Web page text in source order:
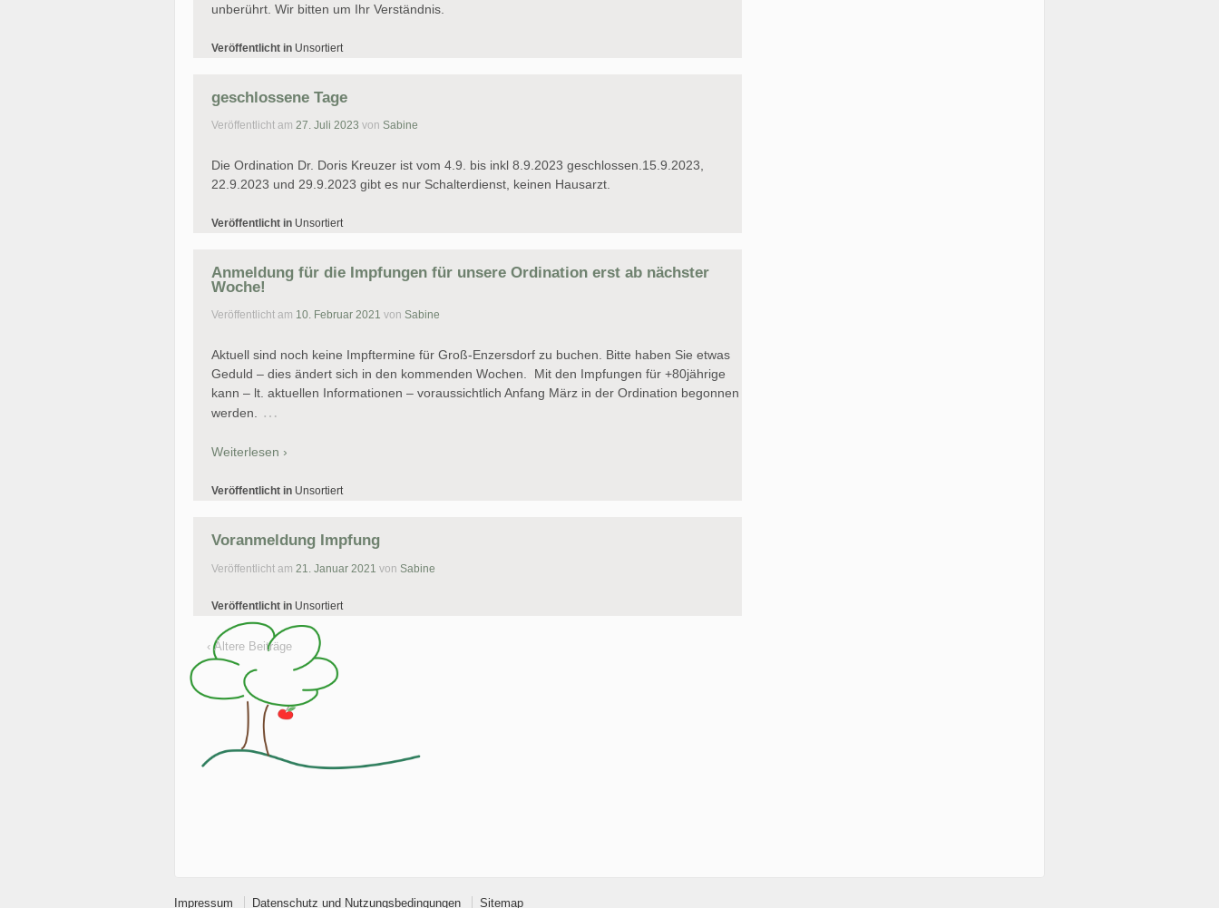
unberührt. Wir bitten um Ihr Verständnis.
Veröffentlicht in Unsortiert
geschlossene Tage
Veröffentlicht am 27. Juli 2023 von Sabine
Die Ordination Dr. Doris Kreuzer ist vom 4.9. bis inkl 8.9.2023 geschlossen.15.9.2023,
22.9.2023 und 29.9.2023 gibt es nur Schalterdienst, keinen Hausarzt.
Veröffentlicht in Unsortiert
Anmeldung für die Impfungen für unsere Ordination erst ab nächster
Woche!
Veröffentlicht am 10. Februar 2021 von Sabine
Aktuell sind noch keine Impftermine für Groß-Enzersdorf zu buchen. Bitte haben Sie etwas
Geduld – dies ändert sich in den kommenden Wochen. Mit den Impfungen für +80jährige
kann – lt. aktuellen Informationen – voraussichtlich Anfang März in der Ordination begonnen
werden.
…
Weiterlesen ›
Veröffentlicht in Unsortiert
Voranmeldung Impfung
Veröffentlicht am 21. Januar 2021 von Sabine
Veröffentlicht in Unsortiert
‹ Ältere Beiträge
Impressum Datenschutz und Nutzungsbedingungen Sitemap